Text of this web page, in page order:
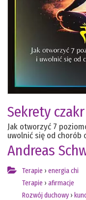
Sekrety czakr
Jak otworzyć 7
uwolnić się od chorób
Andreas
Terapie › energia chi
Terapie › afirmacje
Rozwój duchowy ›